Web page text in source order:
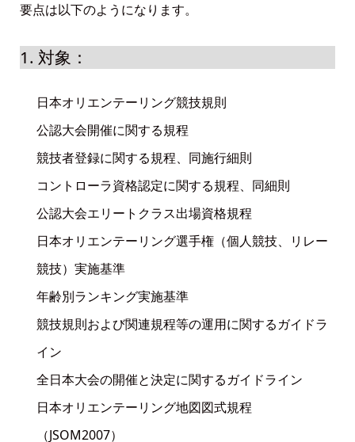
要点は以下のようになります。
1. 対象：
日本オリエンテーリング競技規則
公認大会開催に関する規程
競技者登録に関する規程、同施行細則
コントローラ資格認定に関する規程、同細則
公認大会エリートクラス出場資格規程
日本オリエンテーリング選手権（個人競技、リレー
競技）実施基準
年齢別ランキング実施基準
競技規則および関連規程等の運用に関するガイドラ
イン
全日本大会の開催と決定に関するガイドライン
日本オリエンテーリング地図図式規程
（JSOM2007）